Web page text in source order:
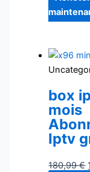
box
mois
Iptv
180,99€